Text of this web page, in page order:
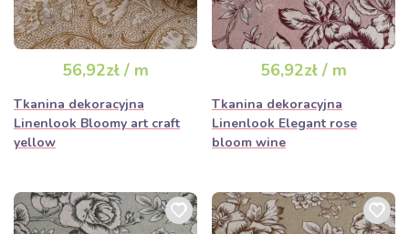
56,92zł / m
Tkanina dekoracyjna
Linenlook Bloomy art craft
yellow
56,92zł / m
Tkanina dekoracyjna
Linenlook Elegant rose
bloom wine